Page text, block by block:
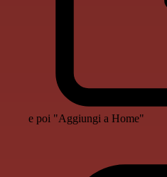
e poi "Aggiungi a Home"